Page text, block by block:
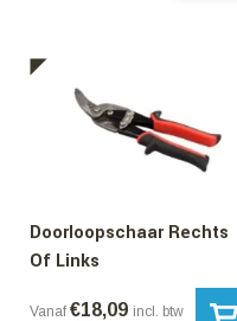
Doorloopschaar Rechts
Of Links
Vanaf €18,09 incl. btw